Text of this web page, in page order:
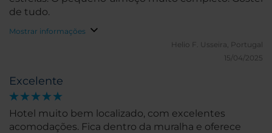
de tudo.
Mostrar informações
Helio F. Usseira, Portugal
15/04/2025
Excelente
Hotel muito bem localizado, com excelentes
acomodações. Fica dentro da muralha e oferece